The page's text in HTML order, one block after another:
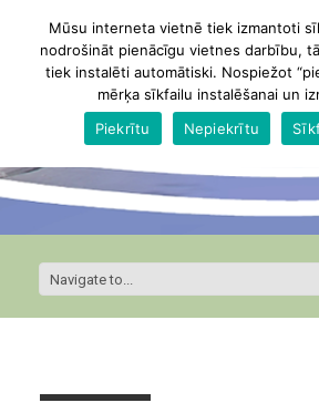
Mūsu interneta vietnē tiek izmantoti
nodrošināt pienācīgu vietnes darbību,
tiek instalēti automātiski. Nospiežot
mērķa sīkfailu instalēšanai un
Piekrītu
Nepiekrītu